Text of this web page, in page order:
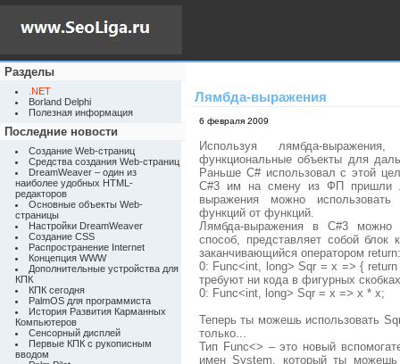
Разделы
.NET
Borland Delphi
Полезная информация
Последние новости
Создание Web-страниц
Средства создания Web-страниц
DreamWeaver – один из
наиболее удобных HTML-
редакторов
Основные объекты Web-
страницы
Настройки DreamWeaver
Создание CSS
Распространение Internet
Концепция WWW
Дополнительные устройства для
КПК
КПК сегодня
PalmOS для программиста
История Развития Карманных
Компьютеров
Сенсорный дисплей
Первые КПК с рукописным
вводом
Лямбда-выражения
6 февраля 2009
Используя лямбда-
функциональные объекты для
Раньше C# использовал с этой
C#3 им на смену из ФП пришли
выражения можно
функций от функций.
Лямбда-выражения в C#3 можно
способ, представляет собой
заканчивающийся оператором return:
0: Func<int, long> Sqr = x => {
требуют ни кода в фигурных
0: Func<int, long> Sqr = x => x * x;
Теперь ты можешь использовать
только...
Тип Func<> – это новый
имен System, который ты можешь